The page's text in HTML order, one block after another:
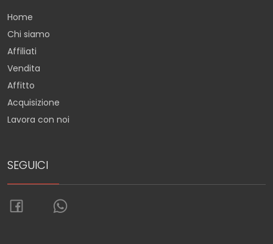
Home
Chi siamo
Affiliati
Vendita
Affitto
Acquisizione
Lavora con noi
SEGUICI